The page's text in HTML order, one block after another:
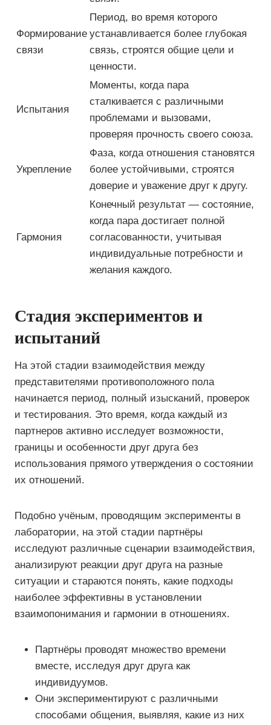
Формирование
связи
Период, во время которого
устанавливается более глубокая
связь, строятся общие цели и
ценности.
Испытания
Моменты, когда пара
сталкивается с различными
проблемами и вызовами,
проверяя прочность своего союза.
Укрепление
Фаза, когда отношения становятся
более устойчивыми, строятся
доверие и уважение друг к другу.
Гармония
Конечный результат — состояние,
когда пара достигает полной
согласованности, учитывая
индивидуальные потребности и
желания каждого.
Стадия экспериментов и
испытаний
На этой стадии взаимодействия между
представителями противоположного пола
начинается период, полный изысканий, проверок
и тестирования. Это время, когда каждый из
партнеров активно исследует возможности,
границы и особенности друг друга без
использования прямого утверждения о состоянии
их отношений.
Подобно учёным, проводящим эксперименты в
лаборатории, на этой стадии партнёры
исследуют различные сценарии взаимодействия,
анализируют реакции друг друга на разные
ситуации и стараются понять, какие подходы
наиболее эффективны в установлении
взаимопонимания и гармонии в отношениях.
Партнёры проводят множество времени
вместе, исследуя друг друга как
индивидуумов.
Они экспериментируют с различными
способами общения, выявляя, какие из них